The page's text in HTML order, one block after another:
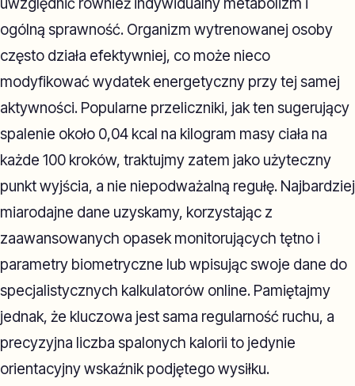
ogólną sprawność. Organizm wytrenowanej osoby
często działa efektywniej, co może nieco
modyfikować wydatek energetyczny przy tej samej
aktywności. Popularne przeliczniki, jak ten sugerujący
spalenie około 0,04 kcal na kilogram masy ciała na
każde 100 kroków, traktujmy zatem jako użyteczny
punkt wyjścia, a nie niepodważalną regułę. Najbardziej
miarodajne dane uzyskamy, korzystając z
zaawansowanych opasek monitorujących tętno i
parametry biometryczne lub wpisując swoje dane do
specjalistycznych kalkulatorów online. Pamiętajmy
jednak, że kluczowa jest sama regularność ruchu, a
precyzyjna liczba spalonych kalorii to jedynie
orientacyjny wskaźnik podjętego wysiłku.